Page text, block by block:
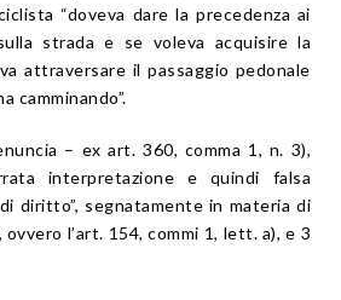
“doveva dare la precedenza ai
strada e se voleva acquisire la
attraversare il passaggio pedonale
camminando”.
– exart. 360, comma 1, n. 3),
interpretazione e quindi falsa
diritto”, segnatamente in materia di
l’art. 154, commi 1, lett. a), e 3